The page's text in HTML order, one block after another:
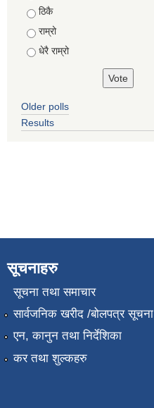
ठिकै
राम्रो
धेरै राम्रो
Older polls
Results
सूचनाहरु
सूचना तथा समाचार
सार्वजनिक खरीद /बोलपत्र सूचना
एन, कानुन तथा निर्देशिका
कर तथा शुल्कहरु